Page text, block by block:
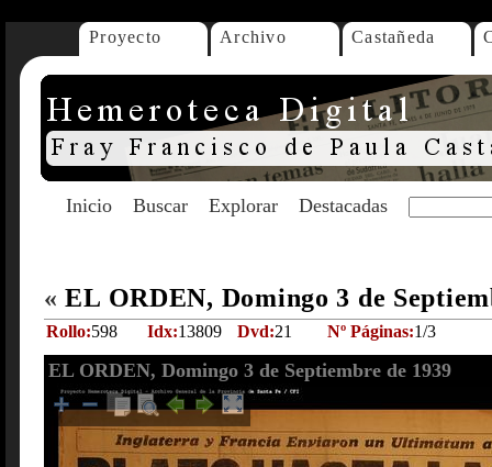
Proyecto Archivo Castañeda
Inicio Buscar Explorar Destacadas
« EL ORDEN, Domingo 3 de
Rollo:598 Idx:13809 Dvd:21 Nº Páginas:1/3
EL ORDEN, Domingo 3 de Septiembre de 1939